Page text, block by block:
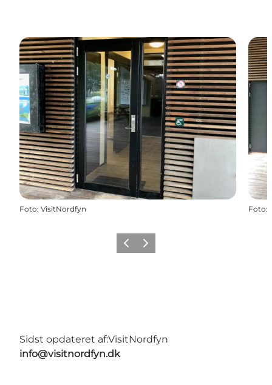
Foto: VisitNordfyn Foto:
Forrige billede
Næste billede
Sidst opdateret af:VisitNordfyn
info@visitnordfyn.dk